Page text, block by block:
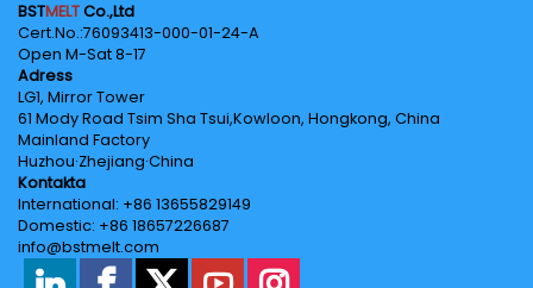
BSTMELTCo.,Ltd
Cert.No.‌:76093413-000-01-24-A
Open M-Sat 8-17
Adress
LG1, Mirror Tower
61 Mody Road Tsim Sha Tsui,Kowloon, Hongkong, China
Mainland Factory
Huzhou·Zhejiang·China
Kontakta
International: +86 13655829149
Domestic: +86 18657226687
info@bstmelt.com